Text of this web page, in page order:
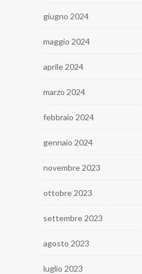
giugno 2024
maggio 2024
aprile 2024
marzo 2024
febbraio 2024
gennaio 2024
novembre 2023
ottobre 2023
settembre 2023
agosto 2023
luglio 2023